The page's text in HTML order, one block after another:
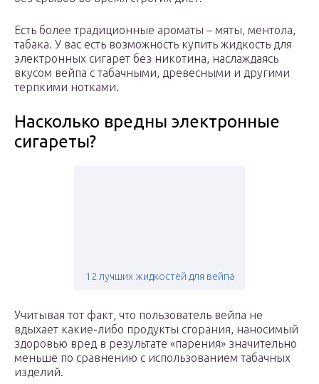
Есть более традиционные ароматы – мяты, ментола,
табака. У вас есть возможность купить жидкость для
электронных сигарет без никотина, наслаждаясь
вкусом вейпа с табачными, древесными и другими
терпкими нотками.
Насколько вредны электронные
сигареты?
12 лучших жидкостей для вейпа
Учитывая тот факт, что пользователь вейпа не
вдыхает какие-либо продукты сгорания, наносимый
здоровью вред в результате «парения» значительно
меньше по сравнению с использованием табачных
изделий.